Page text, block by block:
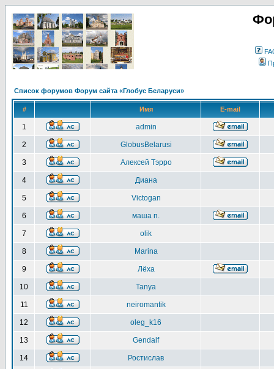
Список форумов Форум сайта «Глобус Беларуси»
# Имя E-mail
1 admin
2 GlobusBelarusi
3 Алексей Тэрро
4 Диана
5 Victogan
6 маша п.
7 olik
8 Marina
9 Лёха
10 Tanya
11 neiromantik
12 oleg_k16
13 Gendalf
14 Ростислав